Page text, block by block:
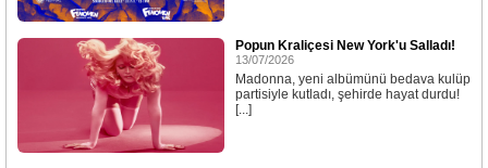
Popun Kraliçesi New York'u Salladı!
13/07/2026
Madonna, yeni albümünü bedava kulüp
partisiyle kutladı, şehirde hayat durdu!
[...]